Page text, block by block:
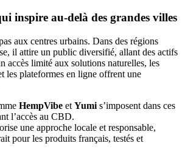
inspire au-delà des grandes villes
aux centres urbains. Dans des régions
il attire un public diversifié, allant des actifs
accès limité aux solutions naturelles, les
les plateformes en ligne offrent une
HempVibe et Yumi s’imposent dans ces
l’accès au CBD.
une approche locale et responsable,
pour les produits français, testés et